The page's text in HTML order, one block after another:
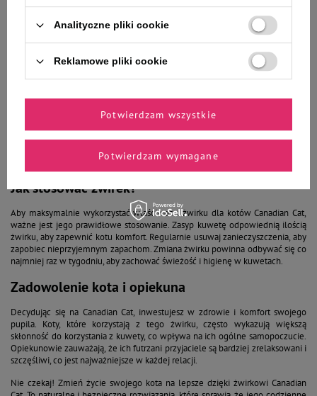
Co sprawia, że żwirek dla kota Canadian Cat jest tak wyjątkowy? Przede
wszystkim, jego skład. Marka Canadian Cat dba o to, aby wszystkie składniki
były naturalne i biodegradowalne. To oznacza, że żwirek jest przyjazny dla
środowiska, a po użyciu można go bezpiecznie kompostować. Dodatkowo
brak sztucznych dodatków czy substancji chemicznych sprawia, że jest to
idealny wybór dla kotów z wrażliwą skórą lub alergiami.
Użycie żwirku Canadian Cat to nie tylko korzyści dla zdrowia Twojego kota,
ale również dla Ciebie jako opiekuna. Dzięki swojej strukturze żwirek nie pyli,
sprzątania, co znacząco ułatwia codzienną pielęgnację. Wystarczy kilka
prostych ruchów, aby utrzymać kuwetę w czystości, co oszczędza czas i
Jak stosować żwirek?
Aby maksymalnie wykorzystać właściwości żwirku dla kotów Canadian Cat,
ważne jest jego prawidłowe stosowanie. Zasyp kuwetę odpowiednią ilością
żwirku, aby zapewnić kotu komfort. Regularnie usuwaj zanieczyszczenia, aby
zapobiec nieprzyjemnym zapachom. Zmiana żwirku powinna odbywać się co
najmniej raz w tygodniu, aby zachować świeżość i higienę w kuwetach.
Zadowolenie kota i opiekuna
Decydując się na Canadian Cat, inwestujesz w zdrowie i komfort swojego
pupila. Koty, które korzystają z tego żwirku, często wykazują większą
skłonność do korzystania z kuwety, co wpływa na ich ogólne samopoczucie.
Opiekunowie zauważają, że ich futrzani przyjaciele są bardziej zrelaksowani i
szczęśliwi, co jest najważniejsze w każdej relacji.
Nie czekaj! Zmień życie swojego kota na lepsze dzięki żwirkowi Canadian
Analityczne pliki cookie
Reklamowe pliki cookie
Potwierdzam wymagane
Potwierdzam wszystkie